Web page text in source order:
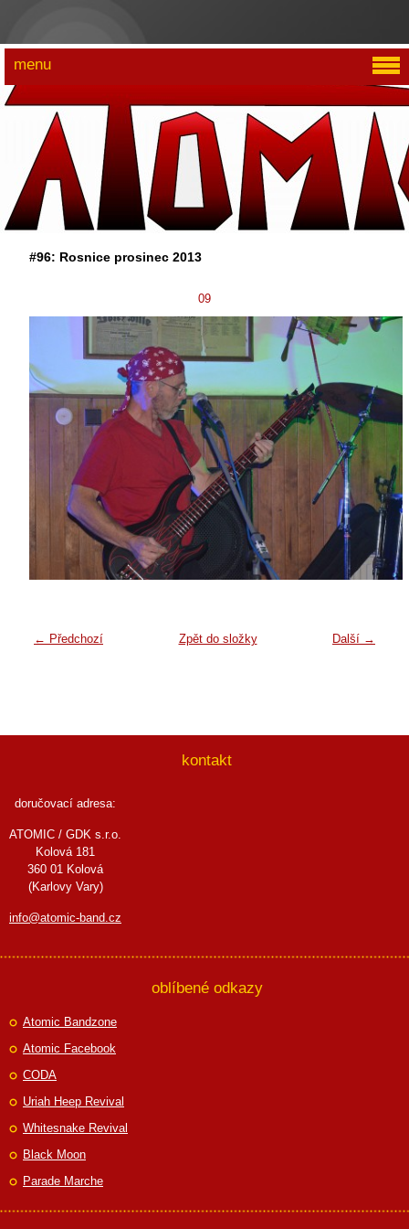
#96: Rosnice prosinec 2013
09
← Předchozí Další →
Zpět do složky
menu
kontakt
doručovací adresa:
ATOMIC / GDK s.r.o.
Kolová 181
360 01 Kolová
(Karlovy Vary)
info@atomic-band.cz
oblíbené odkazy
Atomic Bandzone
Atomic Facebook
CODA
Uriah Heep Revival
Whitesnake Revival
Black Moon
Parade Marche